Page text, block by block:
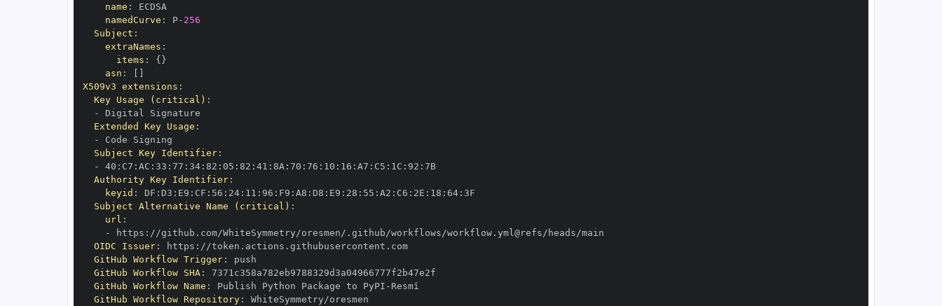
name :
namedCurve : P- 256
Subject :
extraNames :
items : { }
asn :
X509v3 extensions :
Key Usage (critical) :
-
Extended Key Usage :
-
Subject Key Identifier:
-
40 : C7 : AC : 33 : 77 : 34: 82 : 05 : 82 : 41 : 8A : 70 : 76 : 10 : 16 : A7 : C5 : 1C : 92 :
7B
Authority Key Identifier:
keyid : DF : D3 : E9 : CF : 56 : 24: 11 : 96 : F9 : A8 : D8 : E9 : 28 : 55 : A2 : C6 : 2E : 18 : 64:
Subject Alternative Name (critical) :
url :
-
https :
OIDC Issuer: https :
//token.actions.githubusercontent.com
GitHub Workflow Trigger:
GitHub Workflow SHA:
GitHub Workflow Name : Publish Python Package to PyPI -
GitHub Workflow Repository: